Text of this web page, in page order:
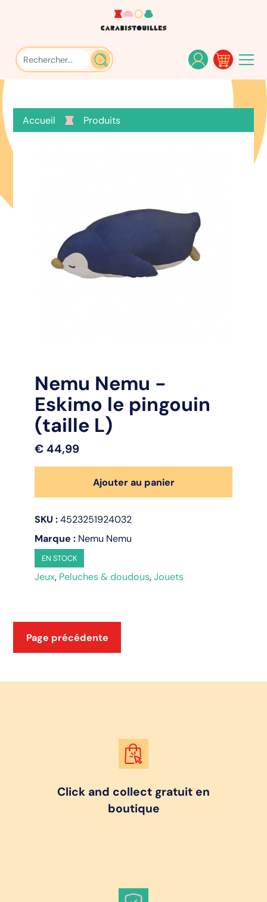
Accueil Produits
Nemu Nemu -
Eskimo le pingouin
(taille L)
€ 44,99
Nemu
Eskimo
pingouin
Ajouter au panier
SKU : 4523251924032
Marque : Nemu Nemu
EN STOCK
Jeux, Peluches & doudous,Jouets
Page précédente
Click and collect gratuit en
boutique